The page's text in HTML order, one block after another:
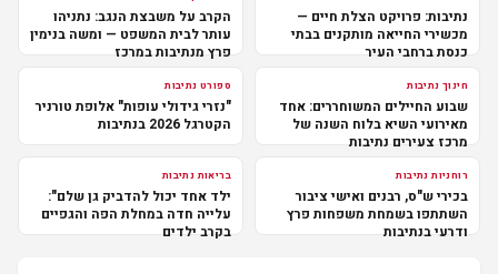
נתיבות: פרויקט הצלת חיים —
מכשירי החייאה מותקנים בבתי
כנסת ברחבי העיר
הקרב על משבצת הנגב: נתניהו
עותר לבית המשפט — ומשה בנימין
פרץ מנתיבות במרכז
חינוך נתיבות
שבוע החיילים המשוחררים: אחד
מאירועי השיא בלוח השנה של
מרכז צעירים נתיבות
ספורט נתיבות
"נזרי גידולי עופות" אלופת טורניר
הקטרגל 2026 בנתיבות
רוחניות נתיבות
בכירי ש"ס, רבנים ואישי ציבור
השתתפו בשמחת משפחות פרץ
ודרעי בנתיבות
בריאות נתיבות
ילד אחד יכול להדביק גן שלם":
עלייה חדה במחלת הפה והגפיים
בקרב ילדים